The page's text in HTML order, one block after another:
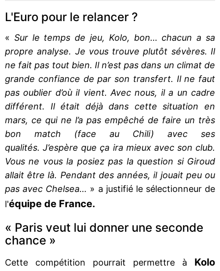
L'Euro pour le relancer ?
« Sur le temps de jeu, Kolo, bon… chacun a sa
propre analyse. Je vous trouve plutôt sévères. Il
ne fait pas tout bien. Il n’est pas dans un climat de
grande confiance de par son transfert. Il ne faut
pas oublier d’où il vient. Avec nous, il a un cadre
différent. Il était déjà dans cette situation en
mars, ce qui ne l’a pas empêché de faire un très
bon match (face au Chili) avec ses
qualités. J’espère que ça ira mieux avec son club.
Vous ne vous la posiez pas la question si Giroud
allait être là. Pendant des années, il jouait peu ou
pas avec Chelsea… » a justifié le sélectionneur de
l'équipe de France.
« Paris veut lui donner une seconde
chance »
Cette compétition pourrait permettre à Kolo